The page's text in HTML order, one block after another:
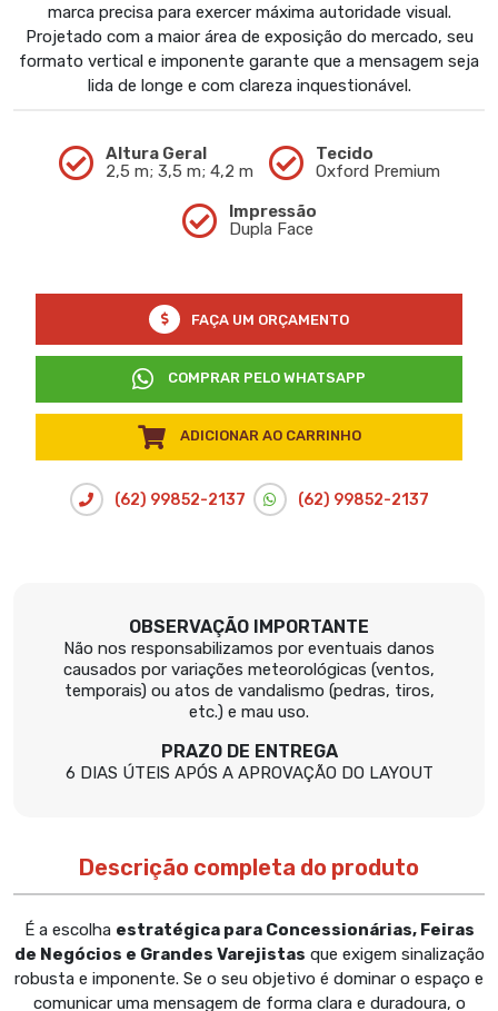
marca precisa para exercer máxima autoridade visual.
Projetado com a maior área de exposição do mercado, seu
formato vertical e imponente garante que a mensagem seja
lida de longe e com clareza inquestionável.
Altura Geral
2,5 m; 3,5 m; 4,2 m
Tecido
Oxford Premium
Impressão
Dupla Face
FAÇA UM ORÇAMENTO
COMPRAR PELO WHATSAPP
ADICIONAR AO CARRINHO
(62) 99852-2137 (62) 99852-2137
OBSERVAÇÃO IMPORTANTE
Não nos responsabilizamos por eventuais danos
causados por variações meteorológicas (ventos,
temporais) ou atos de vandalismo (pedras, tiros,
etc.) e mau uso.
PRAZO DE ENTREGA
6 DIAS ÚTEIS APÓS A APROVAÇÃO DO LAYOUT
Descrição completa do produto
É a escolha estratégica para Concessionárias, Feiras
de Negócios e Grandes Varejistas que exigem sinalização
robusta e imponente. Se o seu objetivo é dominar o espaço e
comunicar uma mensagem de forma clara e duradoura, o